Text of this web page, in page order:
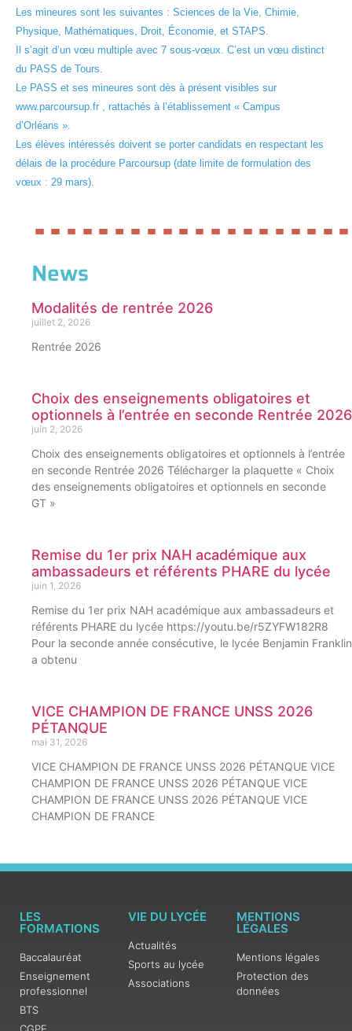
Les mineures sont les suivantes : Sciences de la Vie, Chimie,
Physique, Mathématiques, Droit, Économie, et STAPS.
Il s’agit d’un vœu multiple avec 7 sous-vœux. C’est un vœu distinct
du PASS de Tours.
Le PASS et ses mineures sont dès à présent visibles sur
www.parcoursup.fr , rattachés à l’établissement « Campus
d’Orléans ».
Les élèves intéressés doivent se porter candidats en respectant les
délais de la procédure Parcoursup (date limite de formulation des
vœux : 29 mars).
News
Modalités de rentrée 2026
juillet 2, 2026
Rentrée 2026
Choix des enseignements obligatoires et
optionnels à l’entrée en seconde Rentrée 2026
juin 2, 2026
Choix des enseignements obligatoires et optionnels à l’entrée
en seconde Rentrée 2026 Télécharger la plaquette « Choix
des enseignements obligatoires et optionnels en seconde
GT »
Remise du 1er prix NAH académique aux
ambassadeurs et référents PHARE du lycée
juin 1, 2026
Remise du 1er prix NAH académique aux ambassadeurs et
référents PHARE du lycée https://youtu.be/r5ZYFW182R8
Pour la seconde année consécutive, le lycée Benjamin Franklin
a obtenu
VICE CHAMPION DE FRANCE UNSS 2026
PÉTANQUE
mai 31, 2026
VICE CHAMPION DE FRANCE UNSS 2026 PÉTANQUE VICE
CHAMPION DE FRANCE UNSS 2026 PÉTANQUE VICE
CHAMPION DE FRANCE UNSS 2026 PÉTANQUE VICE
CHAMPION DE FRANCE
LES
FORMATIONS
Baccalauréat
Enseignement
professionnel
BTS
VIE DU LYCÉE
Actualités
Sports au lycée
Associations
MENTIONS
LÉGALES
Mentions légales
Protection des
données